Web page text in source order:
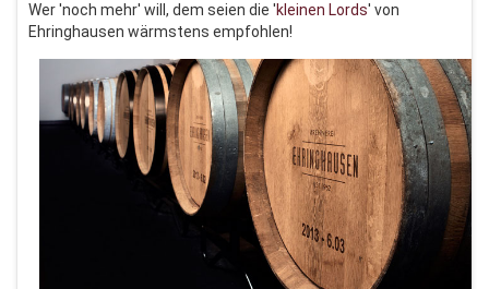
Wer 'noch mehr' will, dem seien die 'kleinen Lords' von
Ehringhausen wärmstens empfohlen!